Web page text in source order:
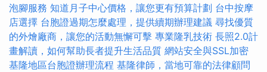
泡腳服務 知道月子中心價格，讓您更有預算計劃 台中按摩
店選擇 台胞證過期怎麼處理，提供續期辦理建議 尋找優質
的外燴廠商，讓您的活動無懈可擊 專業隆乳技術 長照2.0計
畫解讀，如何幫助長者提升生活品質 網站安全與SSL加密
基隆地區台胞證辦理流程 基隆律師，當地可靠的法律顧問